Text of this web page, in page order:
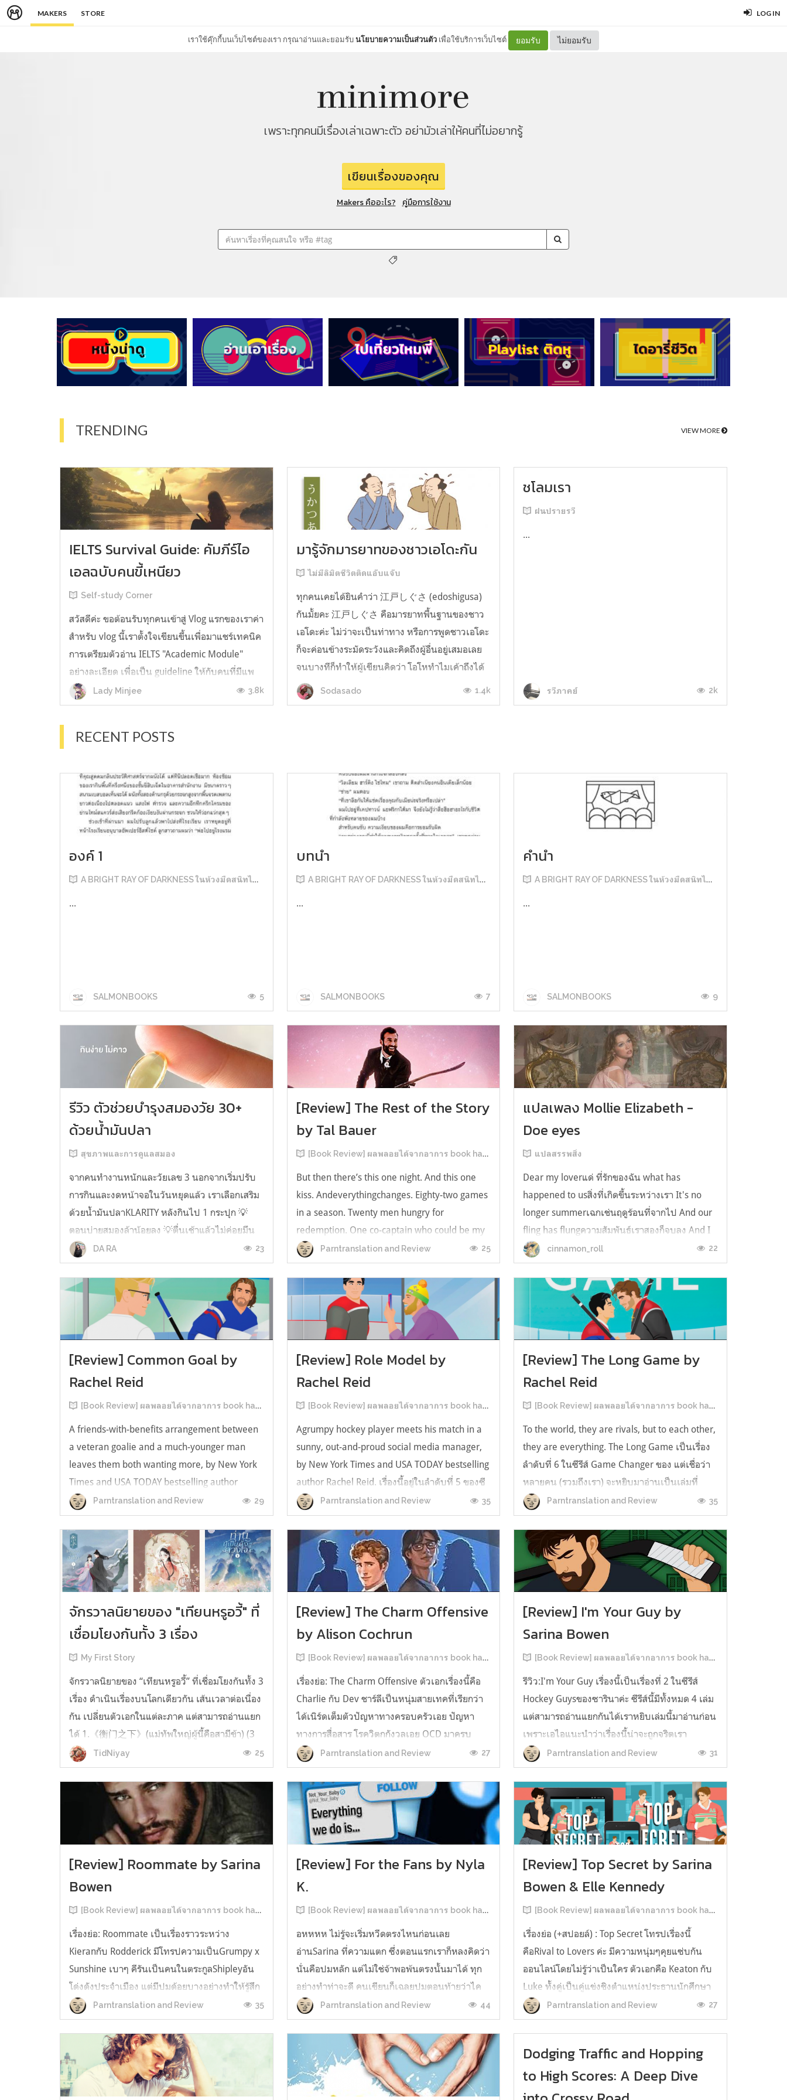
MAKERS STORE LOG IN
เราใช้คุ๊กกี้บนเว็บไซต์ของเรา กรุณาอ่านและยอมรับนโยบายความเป็นส่วนตัว เพื่อใช้บริการเว็บไซต์ ยอมรับ ไม่ยอมรับ
เพราะทุกคนมีเรื่องเล่าเฉพาะตัว อย่ามัวเล่าให้คนที่ไม่อยากรู้
เขียนเรื่องของคุณ
Makers คืออะไร? คู่มือการใช้งาน
TRENDING VIEW MORE
IELTS Survival Guide: คัมภีร์ไอ
เอลฉบับคนขี้เหนียว
Self-study Corner
สวัสดีค่ะ ขอต้อนรับทุกคนเข้าสู่ Vlog แรกของเราค่า
สำหรับ vlog นี้เราตั้งใจเขียนขึ้นเพื่อมาแชร์เทคนิค
การเตรียมตัวอ่าน IELTS "Academic Module"
อย่างละเอียด เพื่อเป็น guideline ให้กับคนที่มีแพ
ลนจะสอบแต่ไม่รู้ต้องเริ่มตรงไหน หรืออยากจะได้
ข้อมูลเพิ่มเติมมาเสริมความมั่นใจจากที่ตัวเองเรียน
Lady Minjee 3.8k
มารู้จักมารยาทของชาวเอโดะกัน
ไม่มีลิมิตชีวิตติดแอ๊บแจ๊บ
ทุกคนเคยได้ยินคำว่า 江戸しぐさ (edoshigusa)
กันมั้ยคะ 江戸しぐさ คือมารยาทพื้นฐานของชาว
เอโดะค่ะ ไม่ว่าจะเป็นท่าทาง หรือการพูดชาวเอโดะ
ก็จะค่อนข้างระมัดระวังและคิดถึงผู้อื่นอยู่เสมอเลย
จนบางทีก็ทำให้ผู้เขียนคิดว่า โอโหทำไมเค้าถึงได้
คิดถึงคนอื่นได้ขนาดนี้นะอยากรู้มั้ยคะว่าชาวเอโดะ
มารยาทดีขนาดไหน มาลองอ่านกันได้เ...
Sodasado 1.4k
ชโลมเรา
ฝนปรายรวี
...
รวีภาคย์ 2k
RECENT POSTS
องค์ 1
A BRIGHT RAY OF DARKNESS ในห้วงมืดสนิทไม่มิดแสง
...
SALMONBOOKS 5
บทนำ
A BRIGHT RAY OF DARKNESS ในห้วงมืดสนิทไม่มิดแสง
...
SALMONBOOKS 7
คำนำ
A BRIGHT RAY OF DARKNESS ในห้วงมืดสนิทไม่มิดแสง
...
SALMONBOOKS 9
รีวิว ตัวช่วยบำรุงสมองวัย 30+
ด้วยน้ำมันปลา
สุขภาพและการดูแลสมอง
จากคนทำงานหนักและวัยเลข 3 นอกจากเริ่มปรับ
การกินและงดหน้าจอในวันหยุดแล้ว เราเลือกเสริม
ด้วยน้ำมันปลาKLARITY หลังกินไป 1 กระปุก 💡
ตอนบ่ายสมองล้าน้อยลง 💡ตื่นเช้าแล้วไม่ค่อยมึน
หัว 💡ไอเดียไม่ตัน ยิ่งทำงานสาย Content แนะนำ
ว่าควรมี ชอบตรงที่ไม่มีกลิ่นคาวเลย กินง่ายสุด
ตั้งแต่เคยกินน้ำมันปลามาเลย ใครที่เคยกิ...
DA RA 23
[Review] The Rest of the Story
by Tal Bauer
[Book Review] ผลพลอยได้จากอาการ book hangover หลังอ่านสารพัน MM Romance
But then there’s this one night. And this one
kiss. Andeverythingchanges. Eighty-two games
in a season. Twenty men hungry for
redemption. One co-captain who could be my
forever. This is the rest of the story. หลังอ่าน
แบบฟีลกู้ดติดๆ กันแล้ว เลยอยากได้ความแสบ
ทรวงในชีวิตบ้าง (หาเรื่อง!) เล่มนี้คู่หูเอ...
Parntranslation and Review 25
แปลเพลง Mollie Elizabeth -
Doe eyes
แปลสรรพสิ่ง
Dear my loverแด่ ที่รักของฉัน what has
happened to usสิ่งที่เกิดขึ้นระหว่างเรา It's no
longer summerเฉกเช่นฤดูร้อนที่จากไป And our
fling has flungความสัมพันธ์เราสองก็จบลง And I
still spin your recordsแต่ฉันยังเล่นเพลงโปรดของ
คุณบนแผ่นเสียงไวนิล And You still feel like
homeในใจฉัน ตัวตนคุณก็ยังอบอ...
cinnamon_roll 22
[Review] Common Goal by
Rachel Reid
[Book Review] ผลพลอยได้จากอาการ book hangover หลังอ่านสารพัน MM Romance
A friends-with-benefits arrangement between
a veteran goalie and a much-younger man
leaves them both wanting more, by New York
Times and USA TODAY bestselling author
Rachel Reid. เป็นเรื่องลำดับที่ 4ในซีรีส์ Game
Changer และเป็นเล่มที่ 4 ที่เราหยิบมาอ่าน ใน
ที่สุดลำดับเรื่องกับลำดับที่หยิบอ่านก็ตรงกั...
Parntranslation and Review 29
[Review] Role Model by
Rachel Reid
[Book Review] ผลพลอยได้จากอาการ book hangover หลังอ่านสารพัน MM Romance
Agrumpy hockey player meets his match in a
sunny, out-and-proud social media manager,
by New York Times and USA TODAY bestselling
author Rachel Reid. เรื่องนี้อยู่ในลำดับที่ 5 ของซี
รีส์ Game Changer แต่เป็นเรื่องที่ 3 ที่เราหยิบมา
อ่าน เพราะเห็นว่าเป็นเรื่องในไทม์ไลน์เดียวกันกับ
TheLong Game ประกอบกั...
Parntranslation and Review 35
[Review] The Long Game by
Rachel Reid
[Book Review] ผลพลอยได้จากอาการ book hangover หลังอ่านสารพัน MM Romance
To the world, they are rivals, but to each other,
they are everything. The Long Game เป็นเรื่อง
ลำดับที่ 6 ในซีรีส์ Game Changer ของ แต่เชื่อว่า
หลายคน (รวมถึงเรา) จะหยิบมาอ่านเป็นเล่มที่
2หลังจากอ่าน Heated Rivalry มา555 เรื่องย่อ:
The Long Game เล่ม Long Game นี่จะเป็น
ประมาณ2 ปีหลังจาก HR จะดำเนินเ...
Parntranslation and Review 35
จักรวาลนิยายของ "เทียนหรูอวี้" ที่
เชื่อมโยงกันทั้ง 3 เรื่อง
My First Story
จักรวาลนิยายของ “เทียนหรูอวี้” ที่เชื่อมโยงกันทั้ง 3
เรื่อง ดำเนินเรื่องบนโลกเดียวกัน เส้นเวลาต่อเนื่อง
กัน เปลี่ยนตัวเอกในแต่ละภาค แต่สามารถอ่านแยก
ได้ 1.《衡门之下》(แม่ทัพใหญ่ผู้นี้คือสามีข้า) (3
เล่มจบ) เป็นเรื่องที่เกิดก่อน เล่าเรื่องของ ฝูถิง กับ
หลี่ชีฉือ ที่ต้องแต่งงานกันก่อนจะใช้ชีวิตห่างไกล
TidNiyay 25
[Review] The Charm Offensive
by Alison Cochrun
[Book Review] ผลพลอยได้จากอาการ book hangover หลังอ่านสารพัน MM Romance
เรื่องย่อ: The Charm Offensive ตัวเอกเรื่องนี้คือ
Charlie กับ Dev ชาร์ลีเป็นหนุ่มสายเทคที่เรียกว่า
ได้เนิร์ดเต็มตัวปัญหาทางครอบครัวเอย ปัญหา
ทางการสื่อสาร โรควิตกกังวลเอย OCD มาครบ
เรียกได้ว่าครบองค์ประกอบความโอตะ เขาทั้งไม่
เชื่อในรักแท้ ไม่เคยมีความสัมพันธ์ในเชิงโรแมนติก
กับใคร หรืออาจเรียกว่าไม่เคยรู...
Parntranslation and Review 27
[Review] I'm Your Guy by
Sarina Bowen
[Book Review] ผลพลอยได้จากอาการ book hangover หลังอ่านสารพัน MM Romance
รีวิว:I'm Your Guy เรื่องนี้เป็นเรื่องที่ 2 ในซีรีส์
Hockey Guysของซารินาค่ะ ซีรีส์นี้มีทั้งหมด 4 เล่ม
แต่สามารถอ่านแยกกันได้เราหยิบเล่มนี้มาอ่านก่อน
เพราะเอไอแนะนำว่าเรื่องนี้น่าจะถูกจริตเรา
มากกว่า555 เรื่องนี้เป็นเรื่องราวของ TOMMASO
นักกีฬาฮอกกี้ NHL กับ Carter มัณฑนากรมือฉมัง
ทอมมาโซเพิ่งโดนเทร...
Parntranslation and Review 31
[Review] Roommate by Sarina
Bowen
[Book Review] ผลพลอยได้จากอาการ book hangover หลังอ่านสารพัน MM Romance
เรื่องย่อ: Roommate เป็นเรื่องราวระหว่าง
Kieranกับ Rodderick มีโทรปความเป็นGrumpy x
Sunshine เบาๆ คีรันเป็นคนในตระกูลShipleyอัน
โด่งดังประจำเมือง แต่มีปมด้อยบางอย่างทำให้รู้สึก
ว่าพ่อรักพี่ชายมากกว่าตัวเองเสมอ จึงดิ้นรนอยาก
ออกมาอยู่คนเดียวเพื่อให้หลุดจากอิทธิพลของที่
บ้าน และไล่ตามความฝันการเป็นกราฟฟิ...
Parntranslation and Review 35
[Review] For the Fans by Nyla
K.
[Book Review] ผลพลอยได้จากอาการ book hangover หลังอ่านสารพัน MM Romance
อหหหห ไม่รู้จะเริ่มหวีดตรงไหนก่อนเลย
อ่านSarina ที่ความแตก ซึ่งตอนแรกเราก็หลงคิดว่า
นั่นคือปมหลัก แต่ไม่ใช่จ้าพอพ้นตรงนั้นมาได้ ทุก
อย่างทำท่าจะดี คนเขียนก็เฉลยปมตอนท้ายว่าไค
รันเคยเจออะไรมาในอดีตเท่านั้นแหละ คดีพลิกใน
ทันใด!!! ตรงนี้เป็นNarrative Escalation ที่ชอบ
มาก ทำให้รู้สึกเหมือนคนเขียนวางแผนไว้ตั...
Parntranslation and Review 44
[Review] Top Secret by Sarina
Bowen & Elle Kennedy
[Book Review] ผลพลอยได้จากอาการ book hangover หลังอ่านสารพัน MM Romance
เรื่องย่อ (+สปอยล์) : Top Secret โทรปเรื่องนี้
คือRival to Lovers ค่ะ มีความหนุ่มๆคุยแซ่บกัน
ออนไลน์โดยไม่รู้ว่าเป็นใคร ตัวเอกคือ Keaton กับ
Luke ทั้งคู่เป็นคู่แข่งชิงตำแหน่งประธานนักศึกษา
ของมหาวิทยาลัยประวัติศาสตร์ยาวนาน คีตันคือ
ตระกูลเรียนที่นี่มาสามรุ่น ใครๆ ก็มองว่าน่าจะได้
Parntranslation and Review 27
Dodging Traffic and Hopping
to High Scores: A Deep Dive